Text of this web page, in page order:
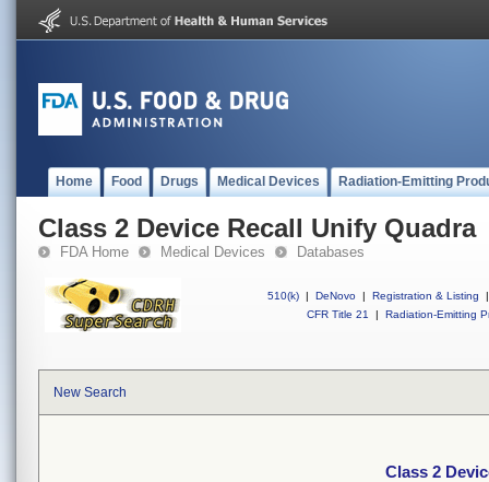
Home Food Drugs Medical Devices Radiation-Emitting
Class 2 Device Recall Unify Quadra
FDA Home Medical Devices Databases
510(k) | DeNovo | Registration & Listing
|
CFR Title 21
| Radiation-Emitting
New Search
Class 2